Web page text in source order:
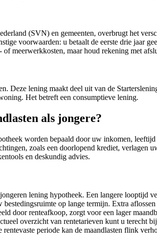
(SVN) en gemeenten, overbrugt het
voorwaarden: u betaalt de eerste drie jaar
meerwerkkosten, maar houd rekening met
Deze lening maakt deel uit van de
Het betreft een consumptieve lening.
als jongere?
worden bepaald door uw inkomen,
zoals een doorlopend krediet, verlagen
en deskundig advies.
lening hypotheek. Een langere looptijd
op lange termijn. Extra
door renteafkoop, zorgt voor een lager
overzicht van rentetarieven kunt u
periode kan de maandlasten flink